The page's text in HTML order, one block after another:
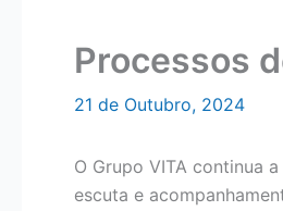
Processos
21 de Outubro, 2024
O Grupo VITA continua
escuta e